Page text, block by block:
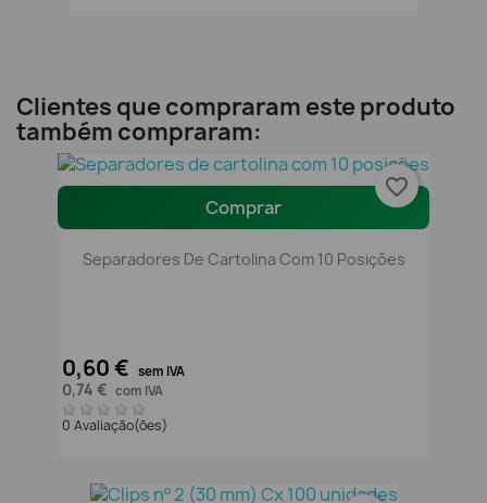
Clientes que compraram este produto
também compraram:
Comprar
Separadores De Cartolina Com 10 Posições
0,60 € sem IVA
0,74 € com IVA
0 Avaliação(ões)
favorite_border